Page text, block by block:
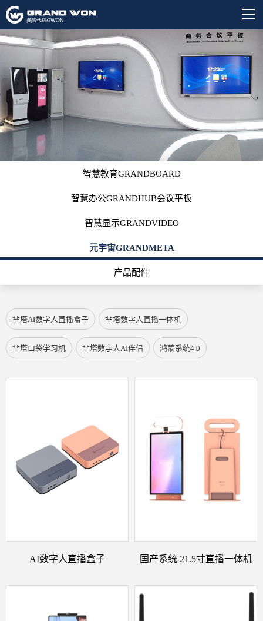
智慧教育GRANDBOARD
智慧办公GRANDHUB会议平板
智慧显示GRANDVIDEO
元宇宙GRANDMETA
产品配件
芈塔AI数字人直播盒子 芈塔数字人直播一体机
芈塔口袋学习机 芈塔数字人AI伴侣 鸿蒙系统4.0
AI数字人直播盒子 国产系统 21.5寸直播一体机